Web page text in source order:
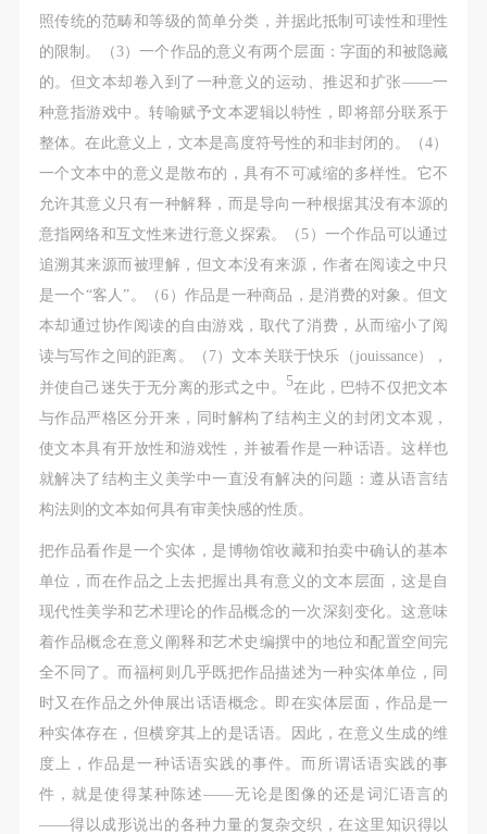
照传统的范畴和等级的简单分类，并据此抵制可读性和理性
的限制。（3）一个作品的意义有两个层面：字面的和被隐藏
的。但文本却卷入到了一种意义的运动、推迟和扩张——一
种意指游戏中。转喻赋予文本逻辑以特性，即将部分联系于
整体。在此意义上，文本是高度符号性的和非封闭的。（4）
一个文本中的意义是散布的，具有不可减缩的多样性。它不
允许其意义只有一种解释，而是导向一种根据其没有本源的
意指网络和互文性来进行意义探索。（5）一个作品可以通过
追溯其来源而被理解，但文本没有来源，作者在阅读之中只
是一个“客人”。（6）作品是一种商品，是消费的对象。但文
本却通过协作阅读的自由游戏，取代了消费，从而缩小了阅
读与写作之间的距离。（7）文本关联于快乐（jouissance），
并使自己迷失于无分离的形式之中。 5在此，巴特不仅把文本
与作品严格区分开来，同时解构了结构主义的封闭文本观，
使文本具有开放性和游戏性，并被看作是一种话语。这样也
就解决了结构主义美学中一直没有解决的问题：遵从语言结
构法则的文本如何具有审美快感的性质。
把作品看作是一个实体，是博物馆收藏和拍卖中确认的基本
单位，而在作品之上去把握出具有意义的文本层面，这是自
现代性美学和艺术理论的作品概念的一次深刻变化。这意味
着作品概念在意义阐释和艺术史编撰中的地位和配置空间完
全不同了。而福柯则几乎既把作品描述为一种实体单位，同
时又在作品之外伸展出话语概念。即在实体层面，作品是一
种实体存在，但横穿其上的是话语。因此，在意义生成的维
度上，作品是一种话语实践的事件。而所谓话语实践的事
件，就是使得某种陈述——无论是图像的还是词汇语言的
——得以成形说出的各种力量的复杂交织，在这里知识得以